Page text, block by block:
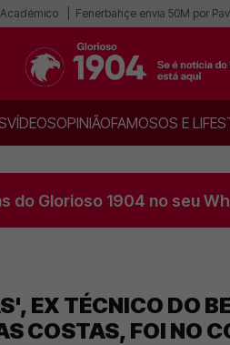
Académico Fenerbahçe envia 50M por
VÍDEOSOPINIÃOFAMOSOS E
do Glorioso 1904 no seu
EX TÉCNICO DO
COSTAS, FOI NO